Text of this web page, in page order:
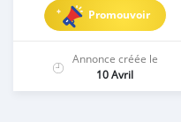
Promouvoir
Annonce créée le
10 Avril